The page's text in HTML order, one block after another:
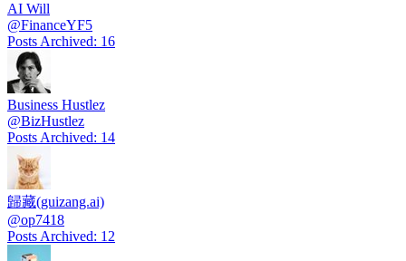
AI Will
@FinanceYF5
Posts Archived: 16
Business Hustlez
@BizHustlez
Posts Archived: 14
歸藏(guizang.ai)
@op7418
Posts Archived: 12